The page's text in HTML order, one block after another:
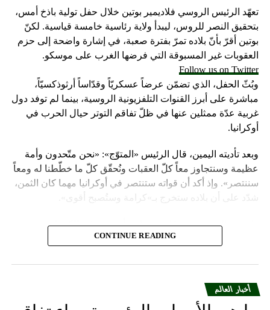
تعهّد الرئيس الروسي فلاديمير بوتين خلال حفل تولية باذخ أمس،
بتحقيق النصر للروس، ليبدأ ولاية رئاسية خامسة قياسية. لكنّ
بوتين أقرّ بأنّ بلاده تمرّ بفترة صعبة، في إشارة واضحة إلى حزم
العقوبات غير المسبوقة التي فرضها الغرب على موسكو.
Follow us on Twitter
وبُثّ الحفل، الذي تضمّن عرضاً عسكريّاً وقدّاساً أرثوذكسيّاً،
مباشرة على أبرز القنوات التلفزيونية الروسية، بينما لم توفد دول
غربية عدّة ممثلين عنها في ظلّ تفاقم التوتر حيال الحرب في
أوكرانيا.
وبعد تأديته اليمين، قال الرئيس «المتوّج»: «نحن متّحدون وأمة
عظيمة وسنتجاوز معاً كلّ العقبات ونُحقّق كلّ ما خطّطنا له ومعاً
سننتصر». وإذ أكد أن قواته ستنتصر في أوكرانيا مهما كان الثمن،
شدّد على أن بلاده ستخرج بـ»كرامة وستُصبح أقوى».
واعتبر «القيصر» من قاعة «سانت أندروز» في الكرملين، حيث
استُقبل بتصفيق حار من المسؤولين الروس وأبرز الشخصيات
هائل ومسؤولية ومهمّة مقدّسة».
وبعدما وقف بمفرده تحت المطر بينما شاهد عرضاً عسكريّاً،
CONTINUE READING
أخبار العالم